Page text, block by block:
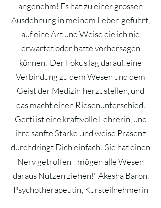
angenehm! Es hat zu einer grossen
Ausdehnung in meinem Leben geführt,
auf eine Art und Weise die ich nie
erwartet oder hätte vorhersagen
können. Der Fokus lag darauf, eine
Verbindung zu dem Wesen und dem
Geist der Medizin herzustellen, und
das macht einen Riesenunterschied.
Gerti ist eine kraftvolle Lehrerin, und
ihre sanfte Stärke und weise Präsenz
durchdringt Dich einfach. Sie hat einen
Nerv getroffen - mögen alle Wesen
daraus Nutzen ziehen!"​ Akesha Baron,
Psychotherapeutin, Kursteilnehmerin